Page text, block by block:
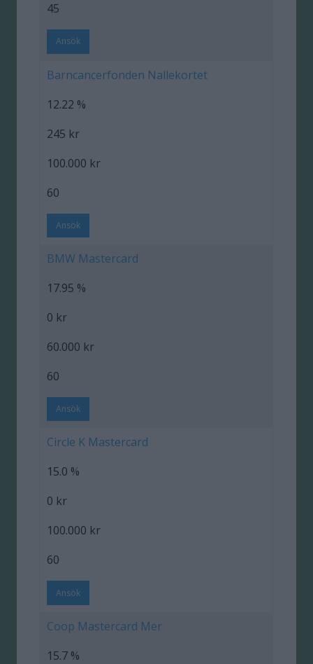
45
Ansök
Barncancerfonden Nallekortet
12.22 %
245 kr
100.000 kr
60
Ansök
BMW Mastercard
17.95 %
0 kr
60.000 kr
60
Ansök
Circle K Mastercard
15.0 %
0 kr
100.000 kr
60
Ansök
Coop Mastercard Mer
15.7 %